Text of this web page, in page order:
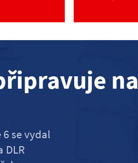
na
se vydal
DLR